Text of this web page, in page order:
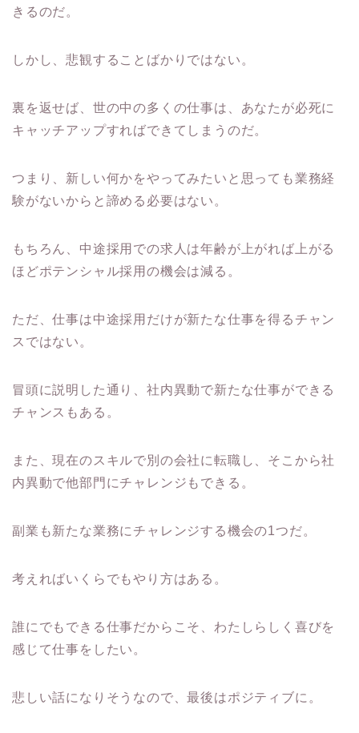
きるのだ。
しかし、悲観することばかりではない。
裏を返せば、世の中の多くの仕事は、あなたが必死に
キャッチアップすればできてしまうのだ。
つまり、新しい何かをやってみたいと思っても業務経
験がないからと諦める必要はない。
もちろん、中途採用での求人は年齢が上がれば上がる
ほどポテンシャル採用の機会は減る。
ただ、仕事は中途採用だけが新たな仕事を得るチャン
スではない。
冒頭に説明した通り、社内異動で新たな仕事ができる
チャンスもある。
また、現在のスキルで別の会社に転職し、そこから社
内異動で他部門にチャレンジもできる。
副業も新たな業務にチャレンジする機会の1つだ。
考えればいくらでもやり方はある。
誰にでもできる仕事だからこそ、わたしらしく喜びを
感じて仕事をしたい。
悲しい話になりそうなので、最後はポジティブに。